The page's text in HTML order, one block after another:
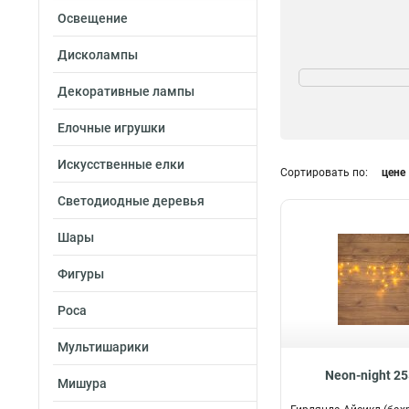
Освещение
Дисколампы
Декоративные лампы
Елочные игрушки
Искусственные елки
Светодиодные деревья
Шары
Фигуры
Роса
Мультишарики
Мишура
Теплый белый 71
Зеленый
Желтый 19
Разноцветный 26
Защищенность
Гирлянда без
влагозащиты
Сортировать по: цене
Neon-night